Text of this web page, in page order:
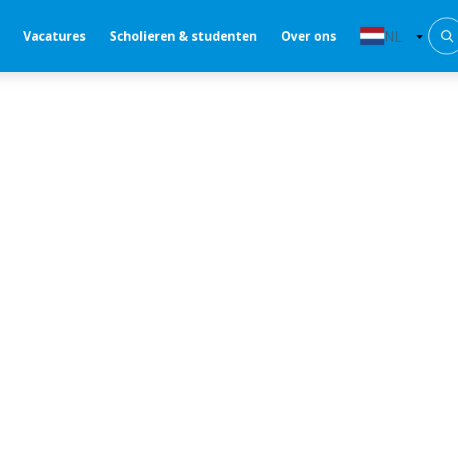
Vacatures Scholieren & studenten Over ons NL